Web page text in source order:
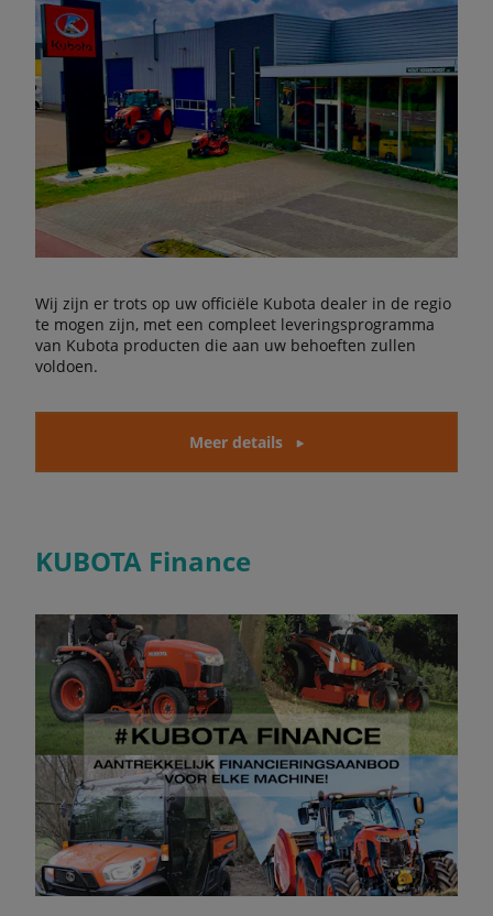
Wij zijn er trots op uw officiële Kubota dealer in de regio
te mogen zijn, met een compleet leveringsprogramma
van Kubota producten die aan uw behoeften zullen
voldoen.
Meer details
KUBOTA Finance